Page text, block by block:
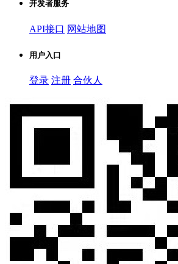
开发者服务
API接口 网站地图
用户入口
登录 注册 合伙人